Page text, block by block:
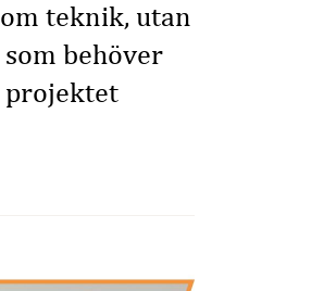
teknik, utan
behöver
projektet